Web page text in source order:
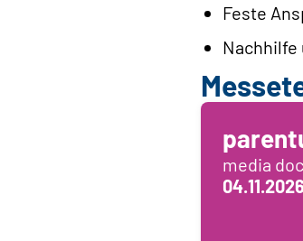
Feste
Nachhilfe
media
04.11.2026